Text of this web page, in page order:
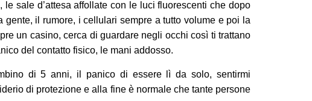
, le sale d’attesa affollate con le luci fluorescenti che dopo
il rumore, i cellulari sempre a tutto volume e poi la
un casino, cerca di guardare negli occhi così ti trattano
del contatto fisico, le mani addosso.
di 5 anni, il panico di essere lì da solo, sentirmi
di protezione e alla fine è normale che tante persone